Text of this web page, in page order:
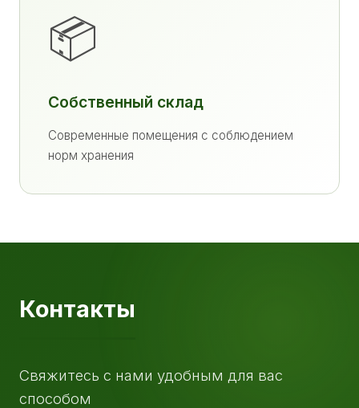
📦
Собственный склад
Современные помещения с соблюдением
норм хранения
Контакты
Свяжитесь с нами удобным для вас
способом